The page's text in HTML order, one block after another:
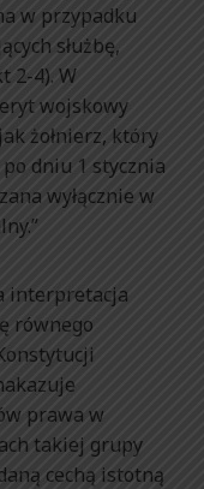
w przypadku
służbę,
2-4). W
wojskowy
żołnierz, który
po dniu 1 stycznia
wyłącznie w
interpretacja
równego
prawa w
takiej grupy
cechą istotną